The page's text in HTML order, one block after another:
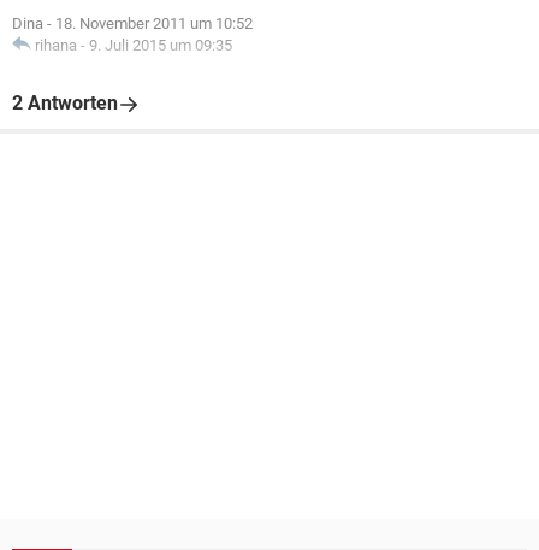
Dina - 18. November 2011 um 10:52
rihana - 9. Juli 2015 um 09:35
2 Antworten